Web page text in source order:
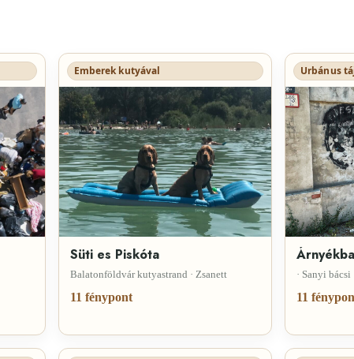
Emberek kutyával
Süti es Piskóta
Balatonföldvár kutyastrand · Zsanett
11 fénypont
Urbánus
· Sanyi bácsi
11